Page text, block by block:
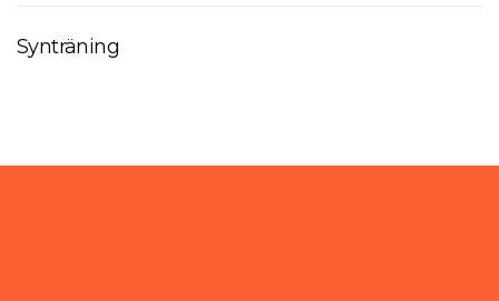
Synträning